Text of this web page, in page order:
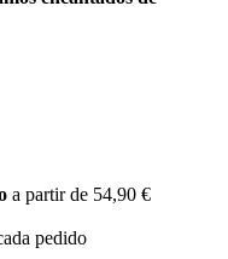
a partir de 54,90 €
pedido